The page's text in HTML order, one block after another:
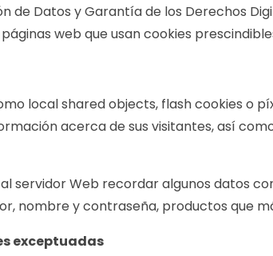
de Datos y Garantía de los Derechos
web que usan cookies
local shared objects, flash cookies o
acerca de sus visitantes, así
servidor Web recordar algunos datos
nombre y contraseña, productos que
exceptuadas